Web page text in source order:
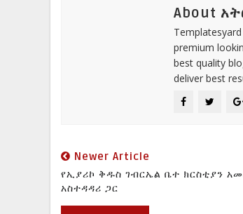
About
premium
best quality
deliver best
Newer Article
የኢያሪኮ ቅዱስ ገብርኤል ቤተ ክርስቲያን
አስተዳዳሪ ጋር